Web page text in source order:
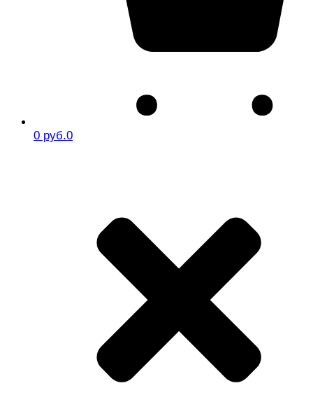
0 руб.0